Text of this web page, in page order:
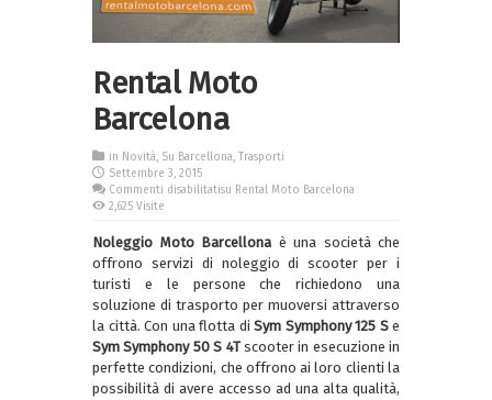
Rental Moto
Barcelona
in Novità, Su Barcellona, Trasporti
Settembre 3, 2015
Commenti disabilitatisu Rental Moto Barcelona
2,625 Visite
Noleggio Moto Barcellona è una società che
offrono servizi di noleggio di scooter per i
turisti e le persone che richiedono una
soluzione di trasporto per muoversi attraverso
la città. Con una flotta di Sym Symphony 125 Se
Sym Symphony 50 S 4Tscooter in esecuzione in
perfette condizioni, che offrono ai loro clienti la
possibilità di avere accesso ad una alta qualità,